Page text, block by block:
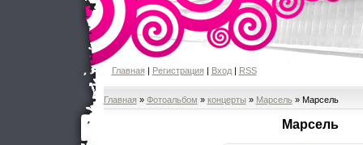
Главная| Регистрация| Вход| RSS
Главная » Фотоальбом » концерты » Марсель » Марсель
Марсель